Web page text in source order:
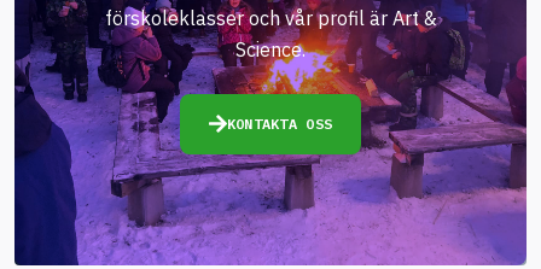
förskoleklasser och vår profil är Art &
Science.
KONTAKTA OSS